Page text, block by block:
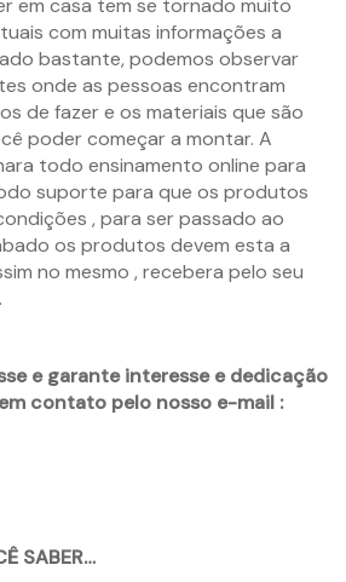
em casa tem se tornado muito
com muitas informações a
bastante, podemos observar
onde as pessoas encontram
de fazer e os materiais que são
poder começar a montar. A
todo ensinamento online para
suporte para que os produtos
, para ser passado ao
os produtos devem esta a
no mesmo , recebera pelo seu
e garante interesse e dedicação
contato pelo nosso e-mail :
SABER…